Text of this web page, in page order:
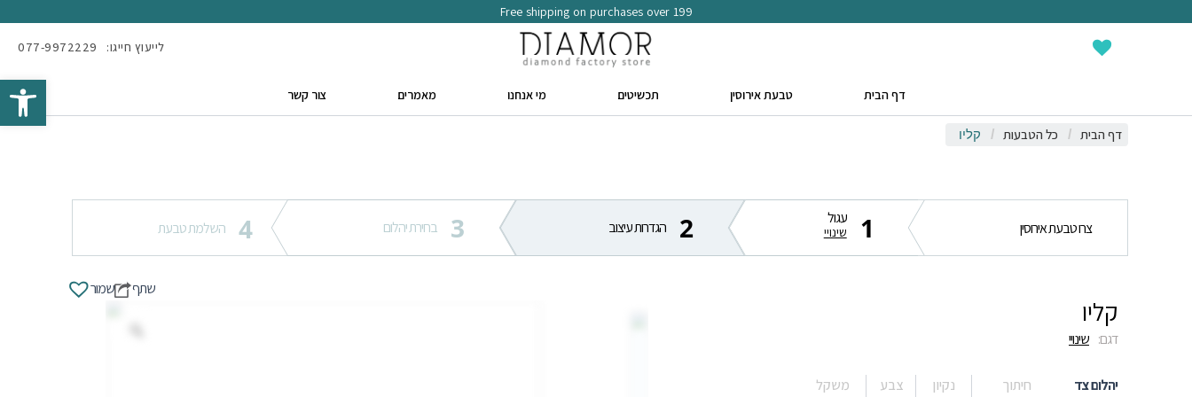
Open toolbar
Free shipping on purchases over 199
לייעוץ חייגו: 077-9972229
צור קשר מאמרים מי אנחנו תכשיטים טבעת אירוסין דף הבית
דף הבית / כל הטבעות / קליו
צרו טבעת אירוסין 1 עגול
שינויי 2 הגדרות עיצוב 3 בחירת יהלום 4 השלמת טבעת
שמור שתף
קליו
דגם: שינויי
יהלום צד חיתוך נקיון צבע
משקל